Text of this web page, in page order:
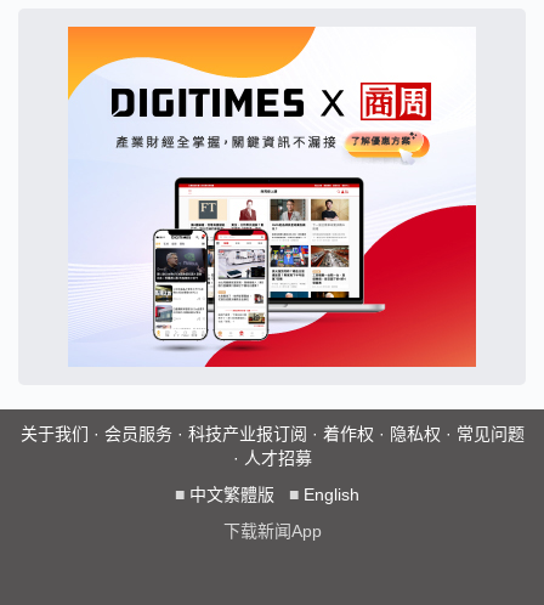
关于我们 · 会员服务· 科技产业报订阅 · 着作权 · 隐私权 · 常见问题
· 人才招募
■ 中文繁體版 ■ English
下载新闻App